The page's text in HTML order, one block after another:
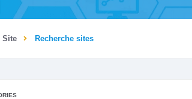
Site Recherche sites